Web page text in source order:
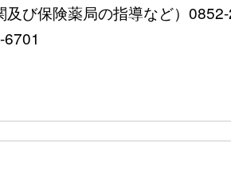
及び保険薬局の指導など）